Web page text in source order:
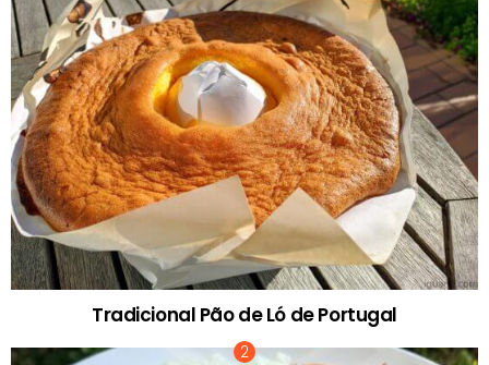
Tradicional Pão de Ló de Portugal